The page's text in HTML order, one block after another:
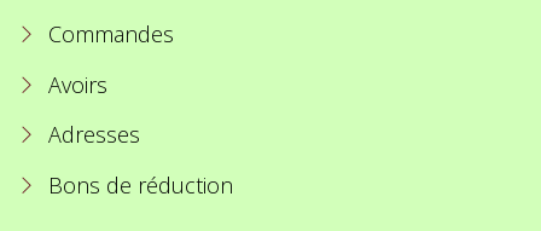
Commandes
Avoirs
Adresses
Bons de réduction